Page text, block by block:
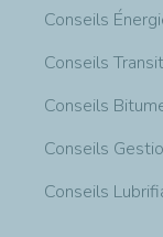
Conseils
Conseils
Conseils
Conseils
Conseils